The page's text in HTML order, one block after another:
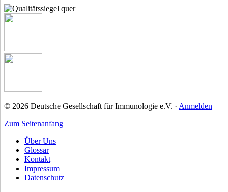
© 2026 Deutsche Gesellschaft für Immunologie e.V. · Anmelden
Zum Seitenanfang
Über Uns
Glossar
Kontakt
Impressum
Datenschutz